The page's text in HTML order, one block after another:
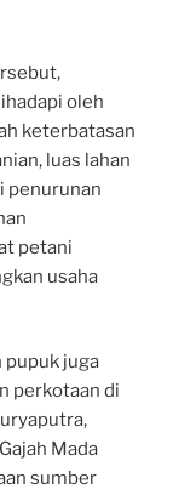
oleh
keterbatasan
luas lahan
penurunan
petani
usaha
pupuk juga
perkotaan di
Mada
sumber